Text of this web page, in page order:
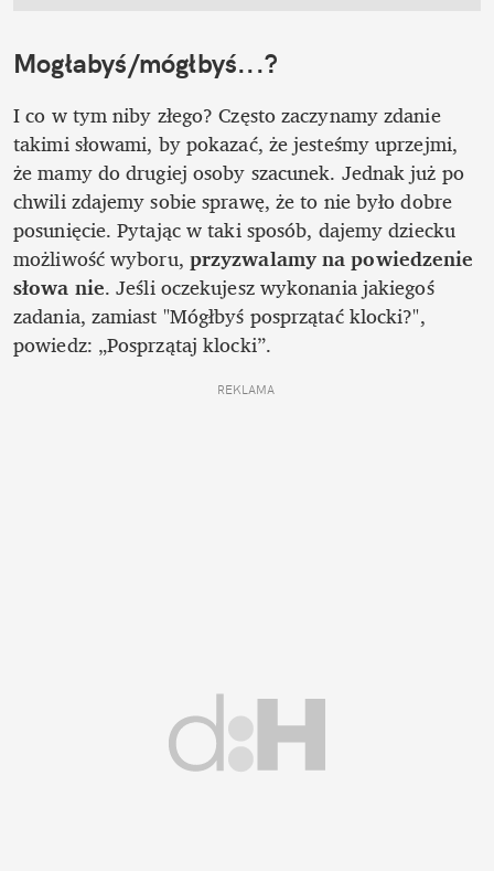
Mogłabyś/mógłbyś...?
I co w tym niby złego? Często zaczynamy zdanie
takimi słowami, by pokazać, że jesteśmy uprzejmi,
że mamy do drugiej osoby szacunek. Jednak już po
chwili zdajemy sobie sprawę, że to nie było dobre
posunięcie. Pytając w taki sposób, dajemy dziecku
możliwość wyboru, przyzwalamy na powiedzenie
słowa nie. Jeśli oczekujesz wykonania jakiegoś
zadania, zamiast "Mógłbyś posprzątać klocki?",
powiedz: „Posprzątaj klocki”.
REKLAMA